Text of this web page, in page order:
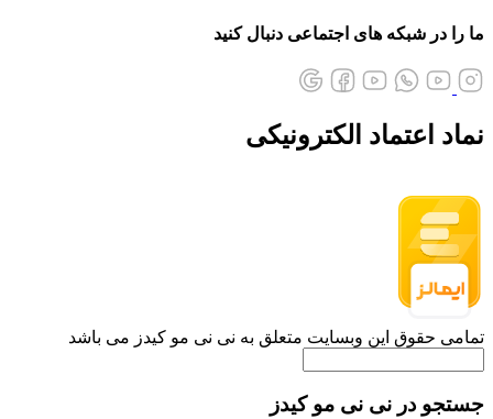
ما را در شبکه های اجتماعی دنبال کنید
نماد اعتماد الکترونیکی
تمامی حقوق این وبسایت متعلق به نی نی مو کیدز می باشد
جستجو در نی نی مو کیدز